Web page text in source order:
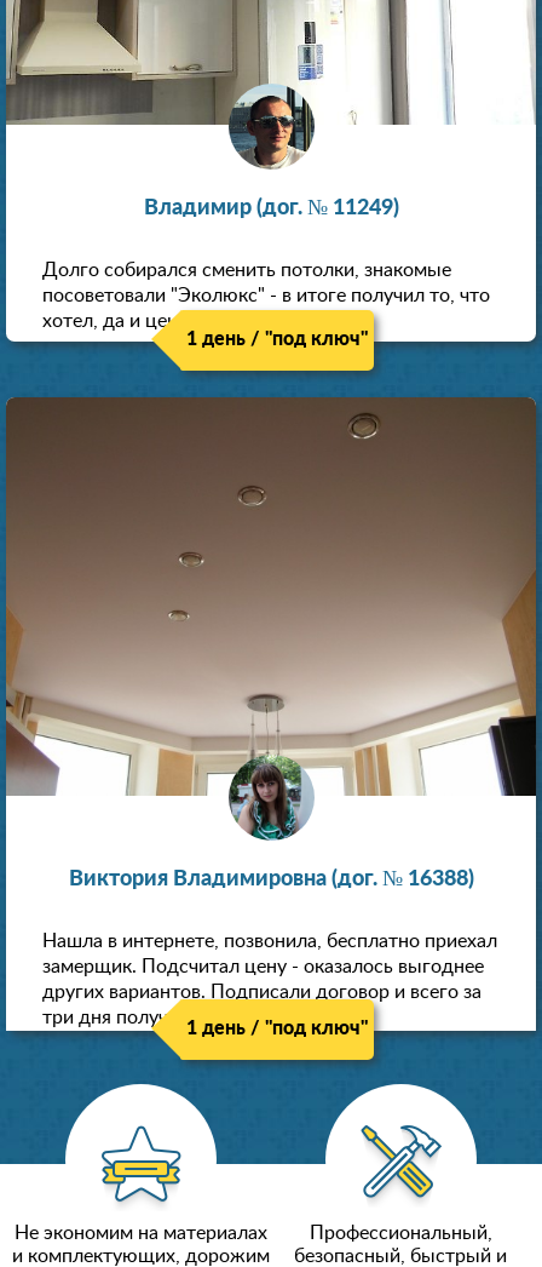
Владимир (дог. № 11249)
Долго собирался сменить потолки, знакомые
посоветовали "Эколюкс" - в итоге получил то, что
хотел, да и цена нормальная.
1 день / "под ключ"
Виктория Владимировна (дог. № 16388)
Нашла в интернете, позвонила, бесплатно приехал
замерщик. Подсчитал цену - оказалось выгоднее
других вариантов. Подписали договор и всего за
три дня получили новые потолки!
1 день / "под ключ"
Не экономим на материалах
и комплектующих, дорожим
Профессиональный,
безопасный, быстрый и